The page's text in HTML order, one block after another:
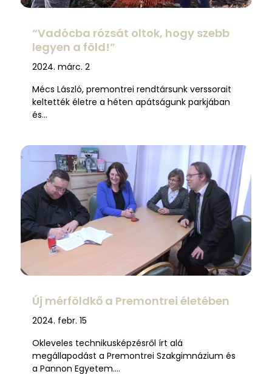
“Vadócba rózsát oltok, hogy szebb
legyen a föld!”
2024. márc. 2
Mécs László, premontrei rendtársunk verssorait
keltették életre a héten apátságunk parkjában
és…
Új mérföldkő a Premontrei életében
2024. febr. 15
Okleveles technikusképzésről írt alá
megállapodást a Premontrei Szakgimnázium és
a Pannon Egyetem….